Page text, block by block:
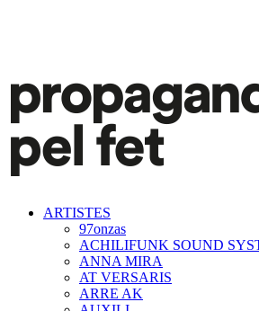
ARTISTES
97onzas
ACHILIFUNK SOUND
ANNA MIRA
AT VERSARIS
ARRE AK